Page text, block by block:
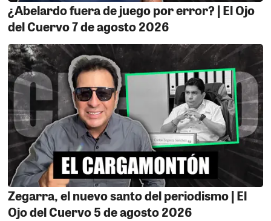
estado. Ayayayay
El estado peruano a través de la OMPE
financia a los partidos políticos, por ende a Acción
Popular le llegó la navidad adelantada pero después del
desmadre qué se armo con ese dinero, Oyola, Doroteo y
Pancho Massa hicieron de las suyas, las consecuencias
no podían hacerse esperar ya están pidiendo la cabeza
de Lela Dueñas actual tesorera del comité nacional del
partido el mismísimo presidente del comité Marco
Acurio Valdivia pide su destitución por la poca
transparencia en el manejo de los fondos, ahora que los
demás se pachamanquearon de lo lindo con el dinero,
la dejaron más sola que la luna y a su suerte
empezando por Oyola y terminando con el vivazo de
¿Abelardo fuera de juego por error? | El Ojo
del Cuervo 7 de agosto 2026
Zegarra, el nuevo santo del periodismo | El
Ojo del Cuervo 5 de agosto 2026